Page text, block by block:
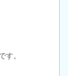
す。